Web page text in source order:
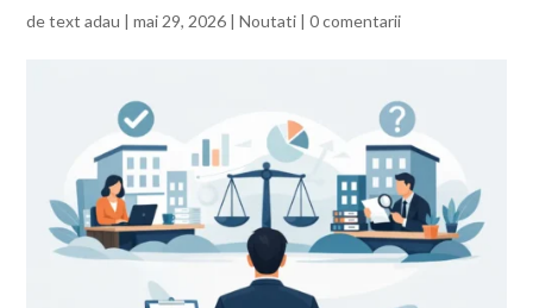
detext adau |mai 29, 2026 |Noutati |0 comentarii